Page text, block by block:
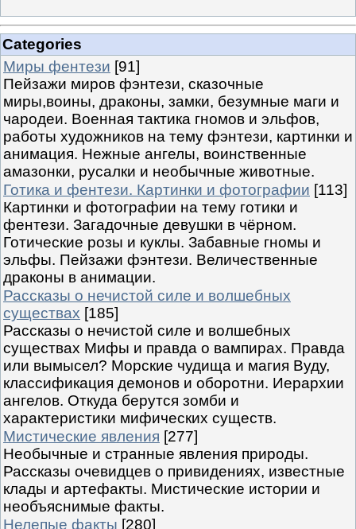
Categories
Миры фентези [91]
Пейзажи миров фэнтези, сказочные
миры,воины, драконы, замки, безумные маги и
чародеи. Военная тактика гномов и эльфов,
работы художников на тему фэнтези, картинки и
анимация. Нежные ангелы, воинственные
амазонки, русалки и необычные животные.
Готика и фентези. Картинки и фотографии [113]
Картинки и фотографии на тему готики и
фентези. Загадочные девушки в чёрном.
Готические розы и куклы. Забавные гномы и
эльфы. Пейзажи фэнтези. Величественные
драконы в анимации.
Рассказы о нечистой силе и волшебных
существах [185]
Рассказы о нечистой силе и волшебных
существах Мифы и правда о вампирах. Правда
или вымысел? Морские чудища и магия Вуду,
классификация демонов и оборотни. Иерархии
ангелов. Откуда берутся зомби и
характеристики мифических существ.
Мистические явления [277]
Необычные и странные явления природы.
Рассказы очевидцев о привидениях, известные
клады и артефакты. Мистические истории и
необъяснимые факты.
Нелепые факты [280]